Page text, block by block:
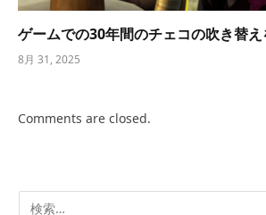
ゲームでの30年間のチェコの吹き替
8月 31, 2025
Comments are closed.